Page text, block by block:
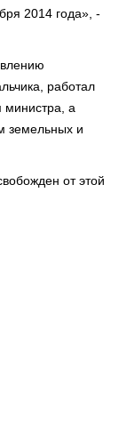
2014 года», -
работал
министра, а
земельных и
от этой